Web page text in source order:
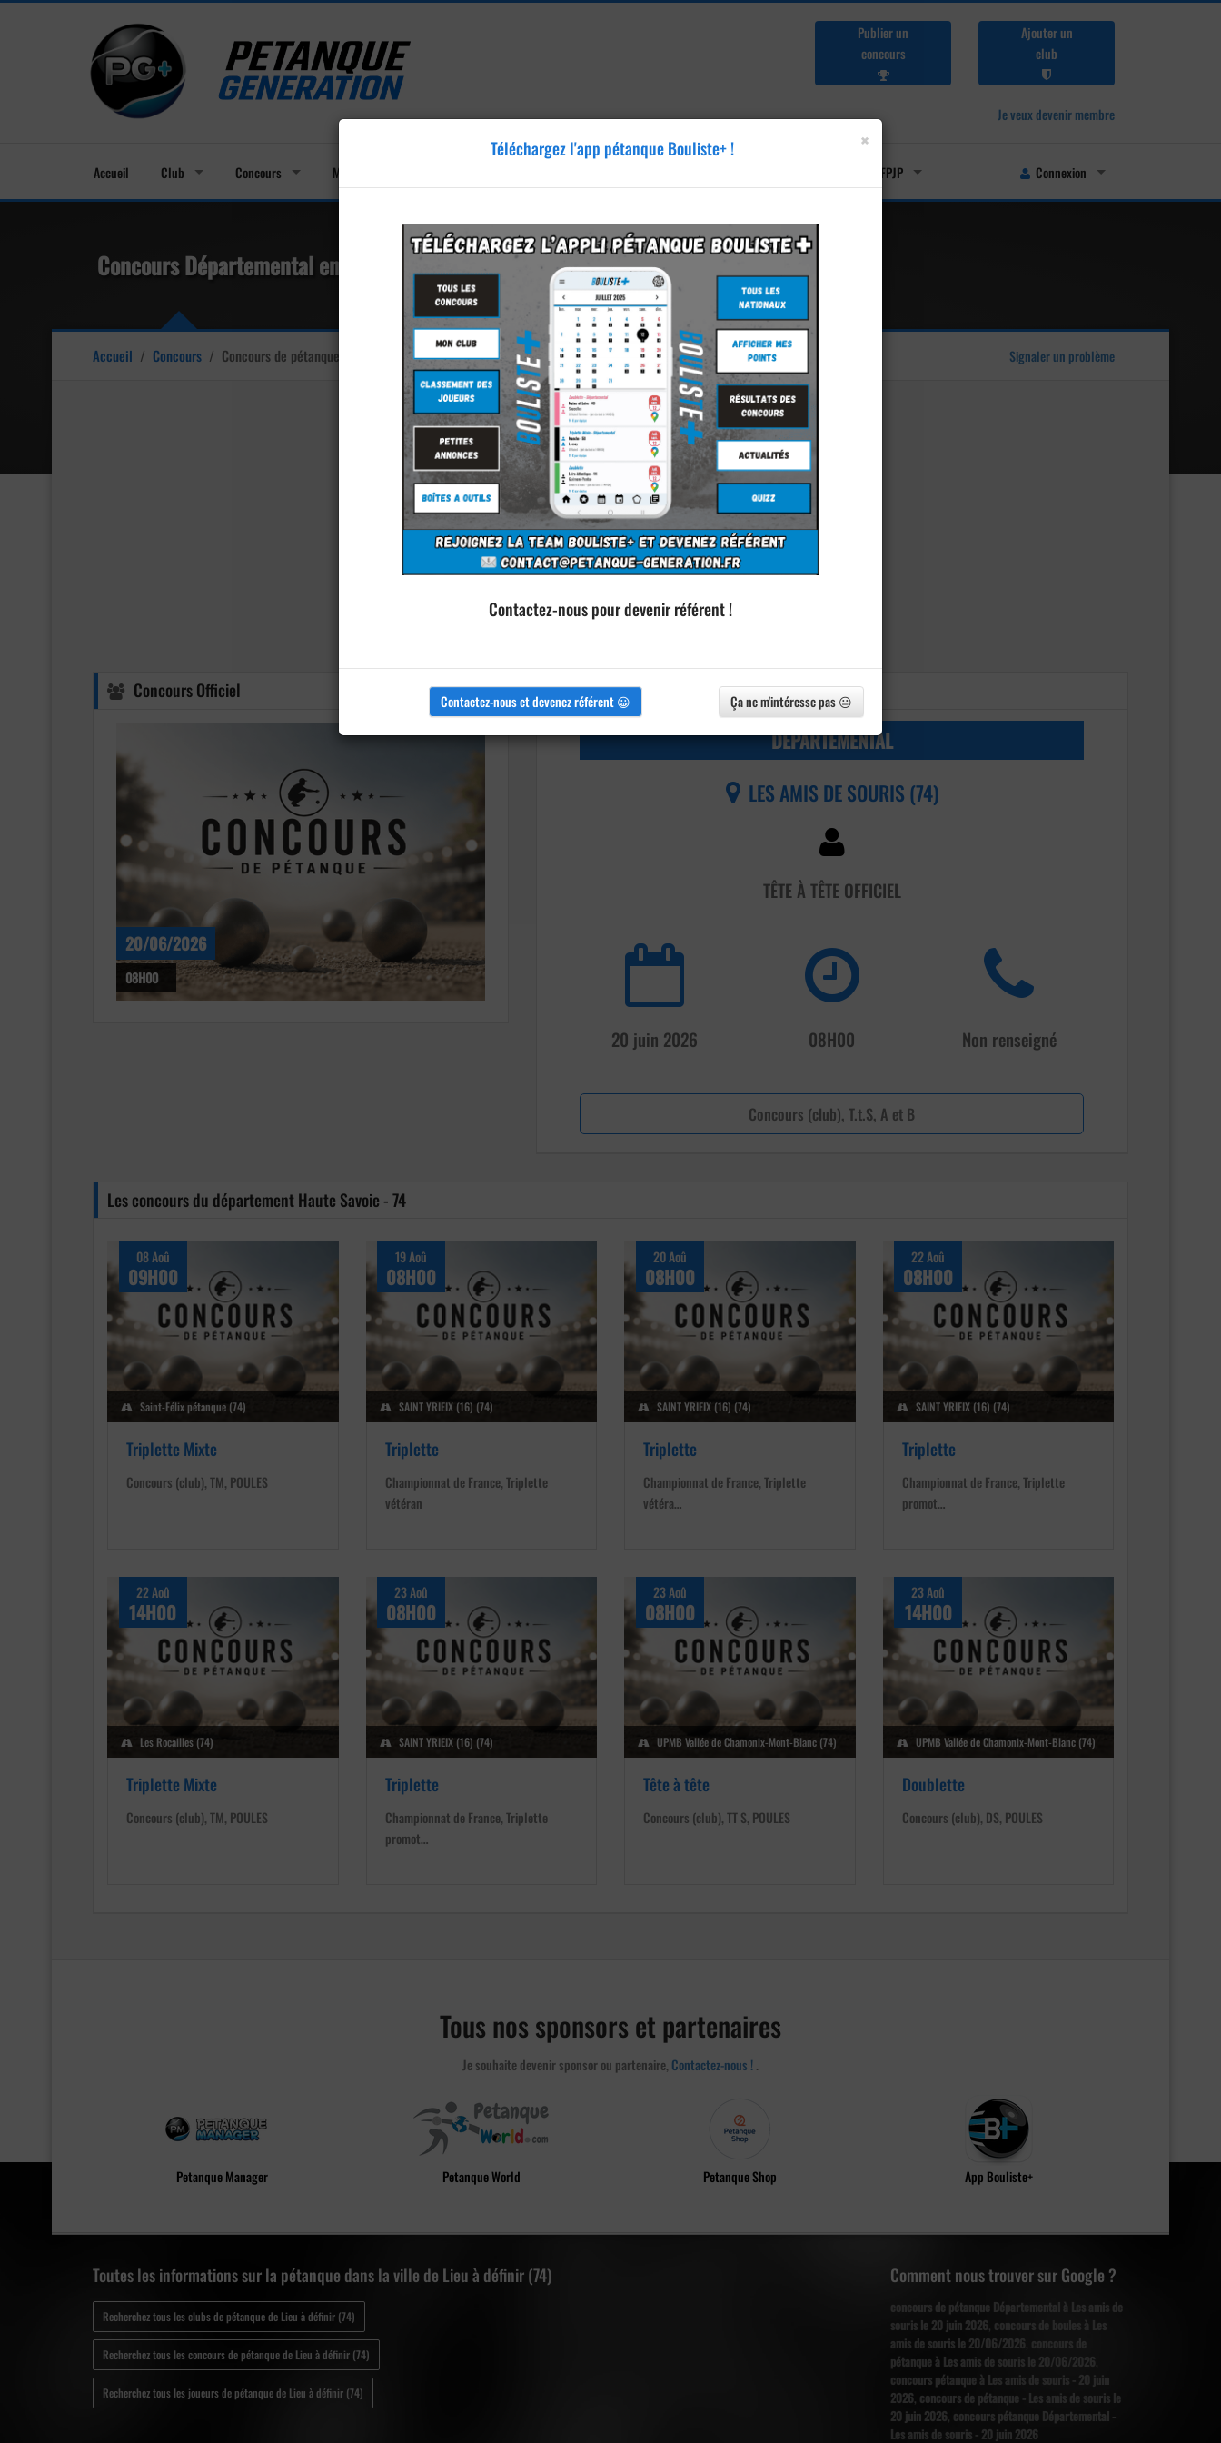
Publier un
concours
Ajouter un
club
Je veux devenir membre
Accueil Club Concours Membres Licenciés FFPJP Connexion
Concours Départemental en Tête à tête - Les amis de souris - samedi 20 juin 2026
Accueil / Concours / Concours de pétanque Officiel - Les amis de souris - 20/06/2026 Signaler un problème
Concours Officiel Agrandir l'image
20/06/2026
08H00
Informations Imprimer l'affiche
DÉPARTEMENTAL
LES AMIS DE SOURIS (74)
TÊTE À TÊTE OFFICIEL
20 juin 2026 08H00 Non renseigné
Concours (club), T.t.S, A et B
Les concours du département Haute Savoie - 74
08 Aoû
09H00
Saint-Félix pétanque (74)
Triplette Mixte
Concours (club), TM, POULES
19 Aoû
08H00
SAINT YRIEIX (16) (74)
Triplette
Championnat de France, Triplette
vétéran
20 Aoû
08H00
SAINT YRIEIX (16) (74)
Triplette
Championnat de France, Triplette
vétéra…
22 Aoû
08H00
SAINT YRIEIX (16) (74)
Triplette
Championnat de France, Triplette
promot…
22 Aoû
14H00
Les Rocailles (74)
Triplette Mixte
Concours (club), TM, POULES
23 Aoû
08H00
SAINT YRIEIX (16) (74)
Triplette
Championnat de France, Triplette
promot…
23 Aoû
08H00
UPMB Vallée de Chamonix-Mont-Blanc (74)
Tête à tête
Concours (club), TT S, POULES
23 Aoû
14H00
UPMB Vallée de Chamonix-Mont-Blanc (74)
Doublette
Concours (club), DS, POULES
Tous nos sponsors et partenaires
Je souhaite devenir sponsor ou partenaire, Contactez-nous !.
Petanque Manager Petanque World Petanque Shop App Bouliste+
×
Téléchargez l'app pétanque Bouliste+ !
Contactez-nous pour devenir référent !
Contactez-nous et devenez référent 😀 Ça ne m'intéresse pas 😐
Toutes les informations sur la pétanque dans la ville de Lieu à définir (74)
Recherchez tous les clubs de pétanque de Lieu à définir (74)
Recherchez tous les concours de pétanque de Lieu à définir (74)
Recherchez tous les joueurs de pétanque de Lieu à définir (74)
Comment nous trouver sur Google ?
concours de pétanque Départemental à Les amis de
souris le 20 juin 2026, concours de boules à Les
amis de souris le 20/06/2026, concours de
pétanque à Les amis de souris le 20/06/2026,
concours pétanque à Les amis de souris - 20 juin
2026, concours de pétanque - Les amis de souris le
20 juin 2026, concours pétanque Départemental -
Les amis de souris - 20 juin 2026